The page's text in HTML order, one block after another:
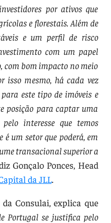
por ativos que
e florestais. Além de
e um perfil de risco
com um papel
com bom impacto no meio
isso mesmo, há cada vez
este tipo de imóveis e
posição para captar uma
interesse que temos
é um setor que poderá, em
transacional superior a
Gonçalo Ponces, Head
da JLL.
da Consulai, explica que
Portugal se justifica pelo